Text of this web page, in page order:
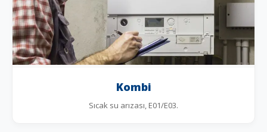
Kombi
Sıcak su arızası, E01/E03.